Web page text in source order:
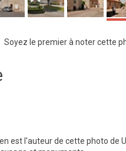
Soyez le premier à noter cette
est l'auteur de cette photo de